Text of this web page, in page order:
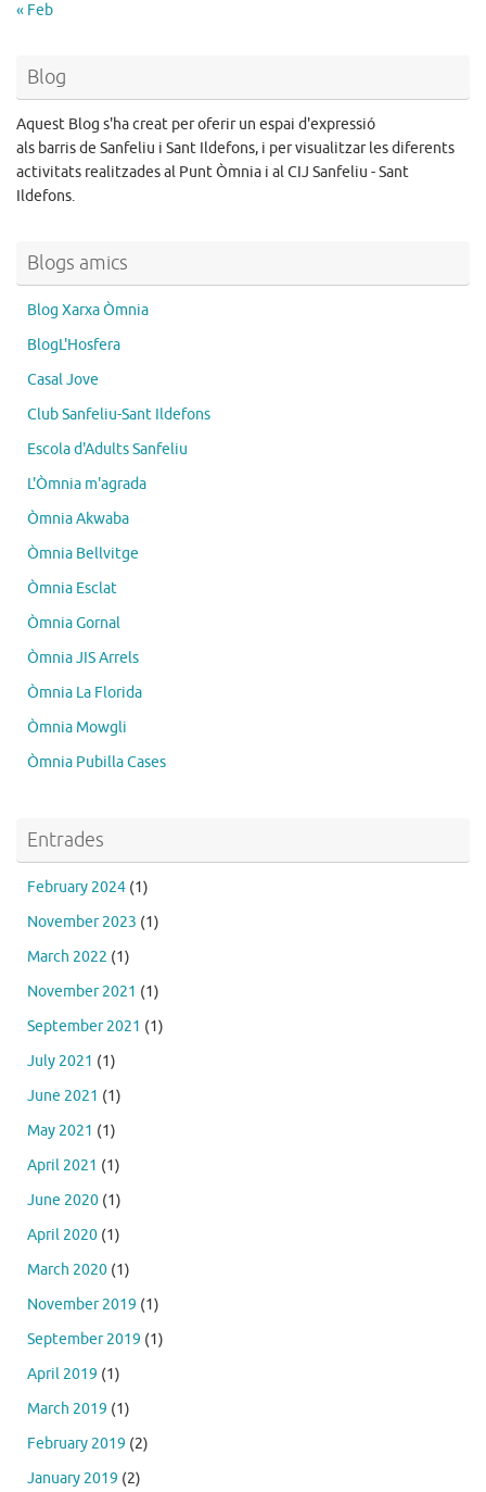
« Feb
Blog
Aquest Blog s'ha creat per oferir un espai d'expressió
als barris de Sanfeliu i Sant Ildefons, i per visualitzar les diferents
activitats realitzades al Punt Òmnia i al CIJ Sanfeliu - Sant
Ildefons.
Blogs amics
Blog Xarxa Òmnia
BlogL'Hosfera
Casal Jove
Club Sanfeliu-Sant Ildefons
Escola d'Adults Sanfeliu
L'Òmnia m'agrada
Òmnia Akwaba
Òmnia Bellvitge
Òmnia Esclat
Òmnia Gornal
Òmnia JIS Arrels
Òmnia La Florida
Òmnia Mowgli
Òmnia Pubilla Cases
Entrades
February 2024 (1)
November 2023 (1)
March 2022 (1)
November 2021 (1)
September 2021 (1)
July 2021 (1)
June 2021 (1)
May 2021 (1)
April 2021 (1)
June 2020 (1)
April 2020 (1)
March 2020 (1)
November 2019 (1)
September 2019 (1)
April 2019 (1)
March 2019 (1)
February 2019 (2)
January 2019 (2)